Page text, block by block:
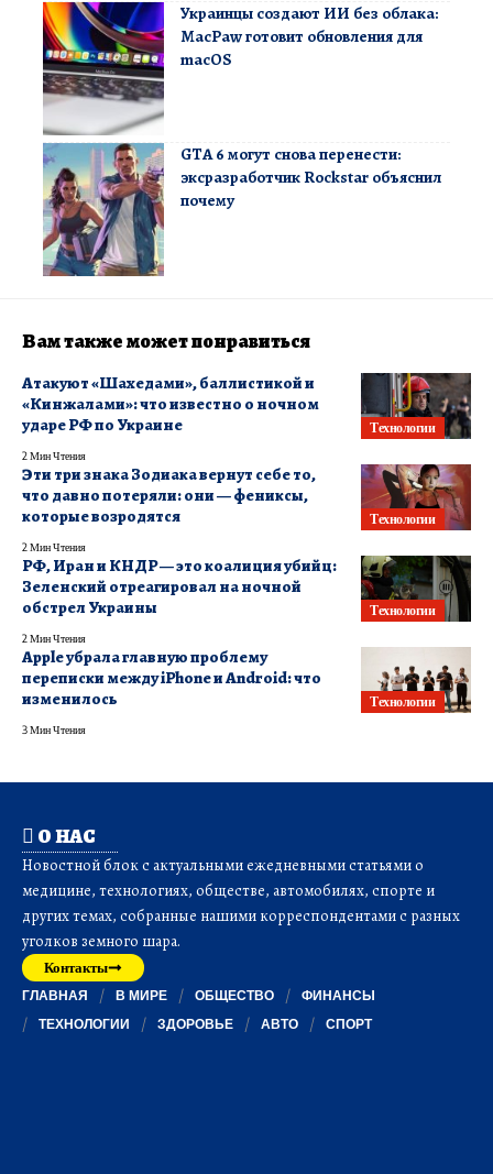
Украинцы создают ИИ без облака:
MacPaw готовит обновления для
macOS
GTA 6 могут снова перенести:
эксразработчик Rockstar объяснил
почему
Вам также может понравиться
Технологии
Атакуют «Шахедами», баллистикой и
«Кинжалами»: что известно о ночном
ударе РФ по Украине
2 Мин Чтения
Технологии
Эти три знака Зодиака вернут себе то,
что давно потеряли: они — фениксы,
которые возродятся
2 Мин Чтения
Технологии
РФ, Иран и КНДР — это коалиция убийц:
Зеленский отреагировал на ночной
обстрел Украины
2 Мин Чтения
Технологии
Apple убрала главную проблему
переписки между iPhone и Android: что
изменилось
3 Мин Чтения
О НАС
Новостной блок с актуальными ежедневными статьями о
медицине, технологиях, обществе, автомобилях, спорте и
других темах, собранные нашими корреспондентами с разных
уголков земного шара.
Контакты
ГЛАВНАЯ В МИРЕ ОБЩЕСТВО
ФИНАНСЫ
ТЕХНОЛОГИИ
ЗДОРОВЬЕ АВТО СПОРТ